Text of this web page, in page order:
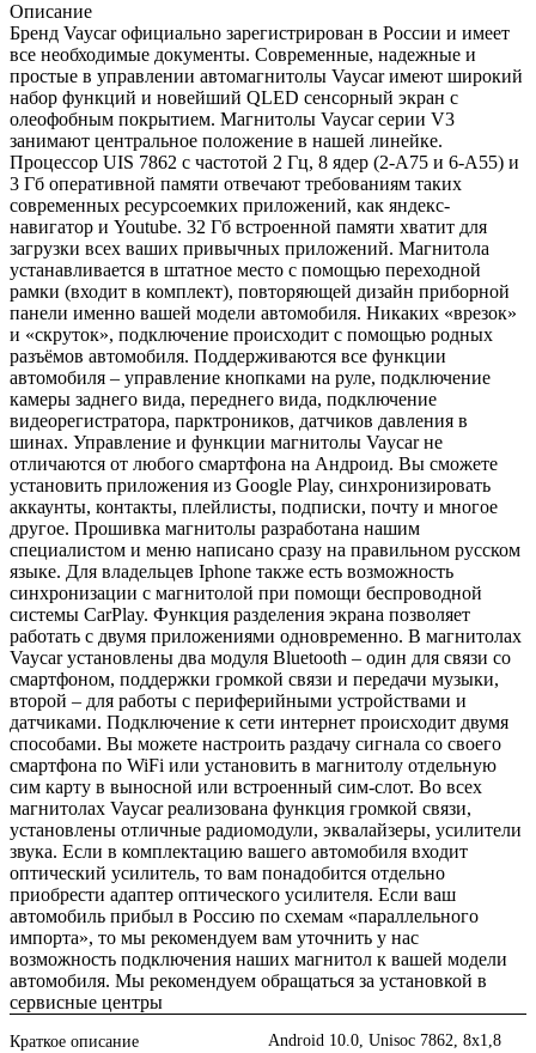
Описание
Бренд Vaycar официально зарегистрирован в России и имеет
все необходимые документы. Современные, надежные и
простые в управлении автомагнитолы Vaycar имеют широкий
набор функций и новейший QLED сенсорный экран с
олеофобным покрытием. Магнитолы Vaycar серии V3
занимают центральное положение в нашей линейке.
Процессор UIS 7862 с частотой 2 Гц, 8 ядер (2-А75 и 6-А55) и
3 Гб оперативной памяти отвечают требованиям таких
современных ресурсоемких приложений, как яндекс-
навигатор и Youtube. 32 Гб встроенной памяти хватит для
загрузки всех ваших привычных приложений. Магнитола
устанавливается в штатное место с помощью переходной
рамки (входит в комплект), повторяющей дизайн приборной
панели именно вашей модели автомобиля. Никаких «врезок»
и «скруток», подключение происходит с помощью родных
разъёмов автомобиля. Поддерживаются все функции
автомобиля – управление кнопками на руле, подключение
камеры заднего вида, переднего вида, подключение
видеорегистратора, парктроников, датчиков давления в
шинах. Управление и функции магнитолы Vaycar не
отличаются от любого смартфона на Андроид. Вы сможете
установить приложения из Google Play, синхронизировать
аккаунты, контакты, плейлисты, подписки, почту и многое
другое. Прошивка магнитолы разработана нашим
специалистом и меню написано сразу на правильном русском
языке. Для владельцев Iphone также есть возможность
синхронизации с магнитолой при помощи беспроводной
системы CarPlay. Функция разделения экрана позволяет
работать с двумя приложениями одновременно. В магнитолах
Vaycar установлены два модуля Bluetooth – один для связи со
смартфоном, поддержки громкой связи и передачи музыки,
второй – для работы с периферийными устройствами и
датчиками. Подключение к сети интернет происходит двумя
способами. Вы можете настроить раздачу сигнала со своего
смартфона по WiFi или установить в магнитолу отдельную
сим карту в выносной или встроенный сим-слот. Во всех
магнитолах Vaycar реализована функция громкой связи,
установлены отличные радиомодули, эквалайзеры, усилители
звука. Если в комплектацию вашего автомобиля входит
оптический усилитель, то вам понадобится отдельно
приобрести адаптер оптического усилителя. Если ваш
автомобиль прибыл в Россию по схемам «параллельного
импорта», то мы рекомендуем вам уточнить у нас
возможность подключения наших магнитол к вашей модели
автомобиля. Мы рекомендуем обращаться за установкой в
сервисные центры
Краткое описание
Android 10.0, Unisoc 7862, 8х1,8